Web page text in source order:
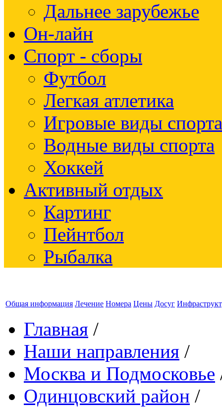
Дальнее зарубежье
Он-лайн
Спорт - сборы
Футбол
Легкая атлетика
Игровые виды спорта
Водные виды спорта
Хоккей
Активный отдых
Картинг
Пейнтбол
Рыбалка
Общая информация Лечение Номера Цены Досуг
Главная /
Наши направления /
Москва и Подмосковье
Одинцовский район /